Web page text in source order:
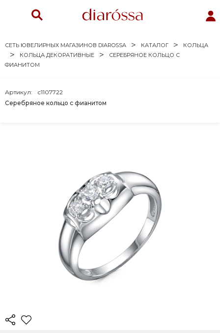
СЕТЬ ЮВЕЛИРНЫХ МАГАЗИНОВ DIAROSSA КАТАЛОГ
КОЛЬЦА
КОЛЬЦА ДЕКОРАТИВНЫЕ
СЕРЕБРЯНОЕ КОЛЬЦО С
ФИАНИТОМ
Серебряное кольцо с фианитом
Артикул: с1107722